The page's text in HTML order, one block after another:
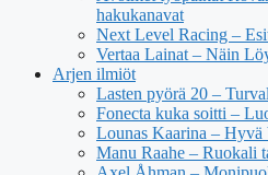
hakukanavat
Next Level Racing –
Vertaa Lainat – Näin
Arjen ilmiöt
Lasten pyörä 20 –
Fonecta kuka soitti –
Lounas Kaarina – Hyvä
Manu Raahe – Ruokali